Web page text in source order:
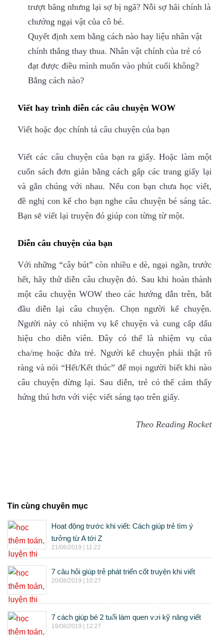
trượt băng nhưng lại sợ bị ngã? Nỗi sợ hãi chính là
chướng ngại vật của cô bé.
Quyết định xem bằng cách nào hay liệu nhân vật
chính thắng thay thua. Nhân vật chính của trẻ có
đạt được điều mình muốn vào phút cuối không?
Bằng cách nào?
Viết hay trình diễn các câu chuyện WOW
Viết hoặc đọc chính tả câu chuyện của bạn
Viết các câu chuyện của bạn ra giấy. Hoặc làm một
cuốn sách đơn giản bằng cách gấp các trang giấy lại
và gắn chúng với nhau. Nếu con bạn chưa học viết,
đề nghị con kể cho bạn nghe câu chuyện bé sáng tác.
Bạn sẽ viết lại truyện đó giúp con từng từ một.
Diễn câu chuyện của bạn
Với những “cây bút” còn nhiều e dè, ngại ngần, trước
hết, hãy thử diễn câu chuyện đó. Sau khi hoàn thành
một câu chuyện WOW theo các hướng dẫn trên, bắt
đầu diễn lại câu chuyện. Chọn người kể chuyện.
Người này có nhiệm vụ kể chuyện và cung cấp dấu
hiệu cho diễn viên. Đây có thể là nhiệm vụ của
cha/mẹ hoặc đứa trẻ. Người kể chuyện phải thật rõ
ràng và nói “Hết/Kết thúc” để mọi người biết khi nào
câu chuyện dừng lại. Sau diễn, trẻ có thể cảm thấy
hứng thú hơn với việc viết sáng tạo trên giấy.
Theo Reading Rocket
Tin cùng chuyên mục
Hoạt động trước khi viết: Cách giúp trẻ tìm ý
tưởng từ A tới Z
21/08/2019 | 11:22
7 câu hỏi giúp trẻ phát triển cốt truyện khi viết
20/08/2019 | 10:27
7 cách giúp bé 2 tuổi làm quen với kỹ năng viết
19/08/2019 | 12:27